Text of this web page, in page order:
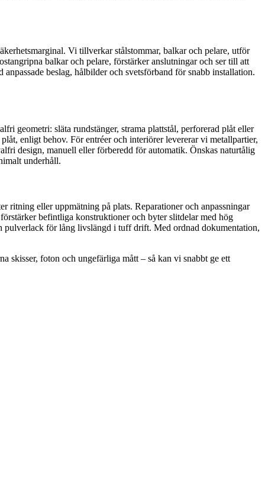
Vi tillverkar stålstommar, balkar och pelare, utför
balkar och pelare, förstärker anslutningar och ser till att
beslag, hålbilder och svetsförband för snabb installation.
geometri: släta rundstänger, strama plattstål, perforerad plåt eller
enligt behov. För entréer och interiörer levererar vi metallpartier,
design, manuell eller förberedd för automatik. Önskas naturtålig
underhåll.
ritning eller uppmätning på plats. Reparationer och anpassningar
befintliga konstruktioner och byter slitdelar med hög
pulverlack för lång livslängd i tuff drift. Med ordnad dokumentation,
skisser, foton och ungefärliga mått – så kan vi snabbt ge ett